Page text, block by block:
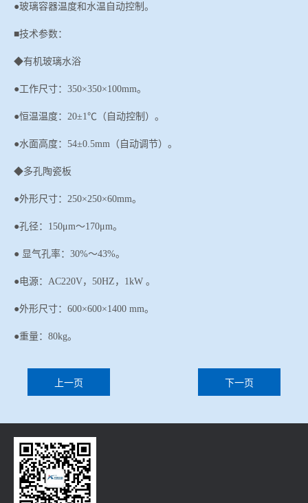
●玻璃容器温度和水温自动控制。
■技术参数：
◆有机玻璃水浴
●工作尺寸： 350×350×100mm。
●恒温温度：20±1℃（自动控制）。
●水面高度：54±0.5mm（自动调节）。
◆多孔陶瓷板
●外形尺寸： 250×250×60mm。
●孔径：150μm～170μm。
● 显气孔率： 30%～43%。
●电源： AC220V，50HZ ， 1kW 。
●外形尺寸：600×600×1400 mm。
●重量：80kg。
上一页 下一页